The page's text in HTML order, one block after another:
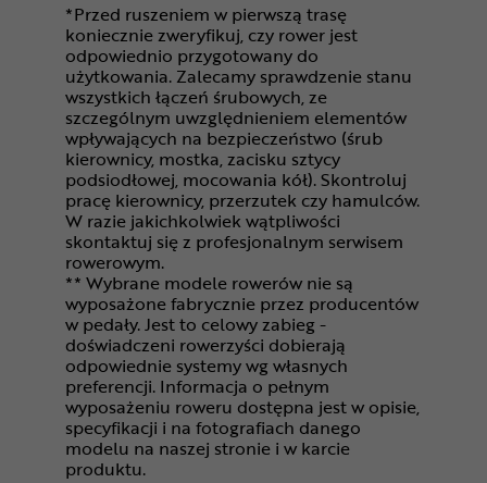
*Przed ruszeniem w pierwszą trasę
koniecznie zweryfikuj, czy rower jest
odpowiednio przygotowany do
użytkowania. Zalecamy sprawdzenie stanu
wszystkich łączeń śrubowych, ze
szczególnym uwzględnieniem elementów
wpływających na bezpieczeństwo (śrub
kierownicy, mostka, zacisku sztycy
podsiodłowej, mocowania kół). Skontroluj
pracę kierownicy, przerzutek czy hamulców.
W razie jakichkolwiek wątpliwości
skontaktuj się z profesjonalnym serwisem
rowerowym.
** Wybrane modele rowerów nie są
wyposażone fabrycznie przez producentów
w pedały. Jest to celowy zabieg -
doświadczeni rowerzyści dobierają
odpowiednie systemy wg własnych
preferencji. Informacja o pełnym
wyposażeniu roweru dostępna jest w opisie,
specyfikacji i na fotografiach danego
modelu na naszej stronie i w karcie
produktu.